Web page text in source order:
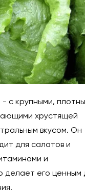
с крупными,
хрустящей
вкусом. Он
для салатов и
и
делает его ценным